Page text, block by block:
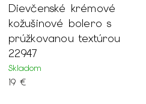
Dievčenské krémové
kožušinové bolero s
prúžkovanou textúrou
22947
Skladom
19 €